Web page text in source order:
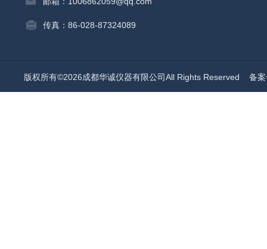
传真：86-028-87324089
版权所有©2026成都华诚仪器有限公司All Rights Reserved 备